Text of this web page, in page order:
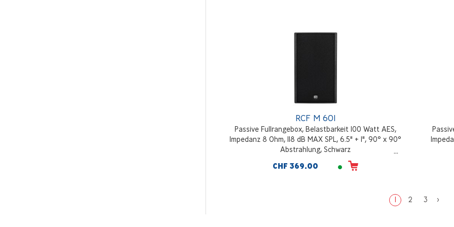
RCF M 601
Passive Fullrangebox, Belastbarkeit 100 Watt AES,
Impedanz 8 Ohm, 118 dB MAX SPL, 6.5" + 1", 90° x 90°
Abstrahlung, Schwarz
CHF 369.00
1 2 3 >